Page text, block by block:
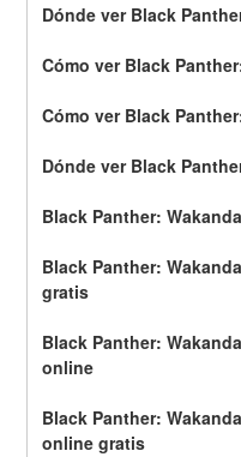
Dónde ver Black
Cómo ver Black
Cómo ver Black
Dónde ver Black
Black Panther:
Black Panther:
gratis
Black Panther:
online
Black Panther:
online gratis